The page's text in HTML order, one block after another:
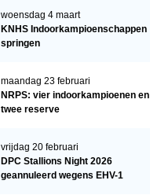
woensdag 4 maart
KNHS Indoorkampioenschappen
springen
maandag 23 februari
NRPS: vier indoorkampioenen en
twee reserve
vrijdag 20 februari
DPC Stallions Night 2026
geannuleerd wegens EHV-1